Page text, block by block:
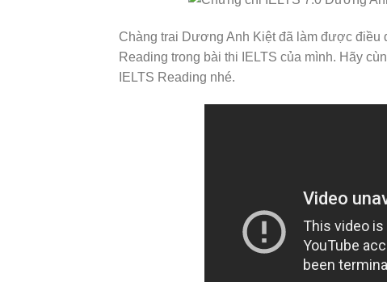
Chàng trai Dương Anh Kiệt đã làm được điều
Reading trong bài thi IELTS của mình. Hãy
IELTS Reading nhé.